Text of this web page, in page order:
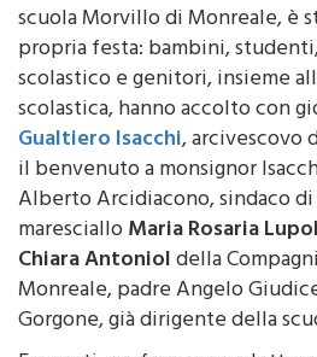
Quella che si è celebrata
scuola Morvillo di Monreale, è
propria festa: bambini, studenti,
scolastico e genitori, insieme
scolastica, hanno accolto con
Gualtiero Isacchi, arcivescovo
il benvenuto a monsignor
Alberto Arcidiacono, sindaco
marescialloMaria Rosaria
Chiara Antonioldella
Monreale, padre Angelo